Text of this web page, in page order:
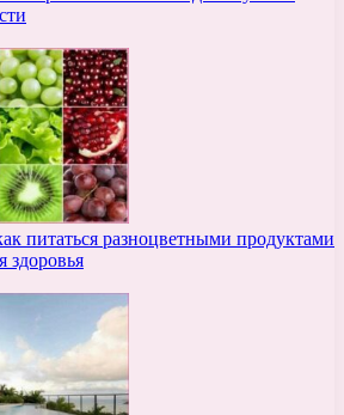
питаться разноцветными продуктами
здоровья